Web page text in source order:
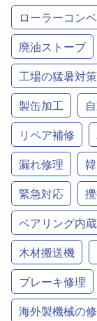
ローラーコン
廃油ストーブ
工場の猛暑対策
製缶加工
リペア補修
漏れ修理
緊急対応
ベアリング内
木材搬送機
ブレーキ修理
海外製機械の